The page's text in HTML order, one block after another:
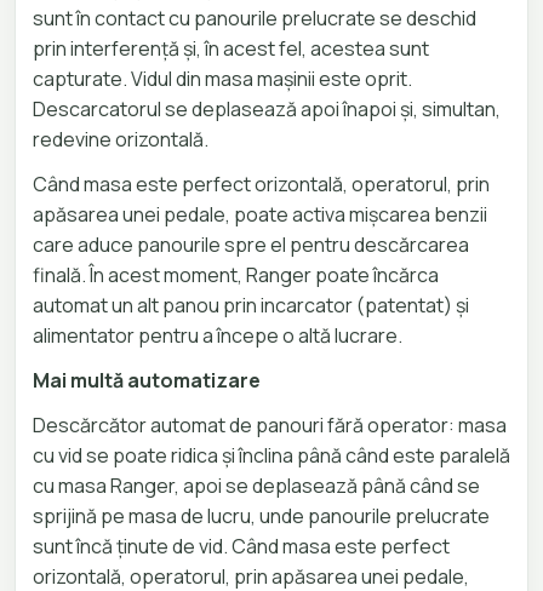
sunt în contact cu panourile prelucrate se deschid
prin interferență și, în acest fel, acestea sunt
capturate. Vidul din masa mașinii este oprit.
Descarcatorul se deplasează apoi înapoi și, simultan,
redevine orizontală.
Când masa este perfect orizontală, operatorul, prin
apăsarea unei pedale, poate activa mișcarea benzii
care aduce panourile spre el pentru descărcarea
finală. În acest moment, Ranger poate încărca
automat un alt panou prin incarcator (patentat) și
alimentator pentru a începe o altă lucrare.
Mai multă automatizare
Descărcător automat de panouri fără operator: masa
cu vid se poate ridica și înclina până când este paralelă
cu masa Ranger, apoi se deplasează până când se
sprijină pe masa de lucru, unde panourile prelucrate
sunt încă ținute de vid. Când masa este perfect
orizontală, operatorul, prin apăsarea unei pedale,